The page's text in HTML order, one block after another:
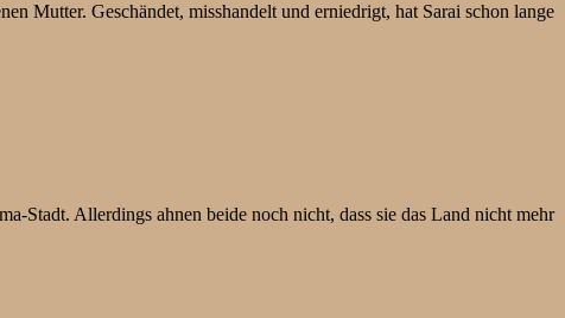
Mutter. Geschändet, misshandelt und erniedrigt, hat Sarai schon lange
Stadt. Allerdings ahnen beide noch nicht, dass sie das Land nicht mehr